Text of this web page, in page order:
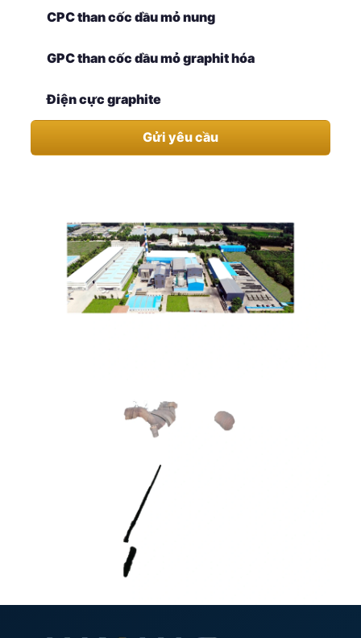
CPC than cốc dầu mỏ nung
GPC than cốc dầu mỏ graphit hóa
Điện cực graphite
Gửi yêu cầu